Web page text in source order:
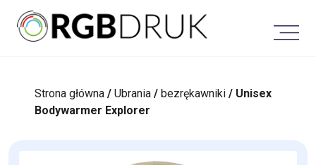
content
Strona główna /Ubrania /bezrękawniki / Unisex
Bodywarmer Explorer